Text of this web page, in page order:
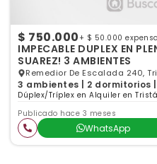
$ 750.000 + $ 50.000
IMPECABLE DUPLEX EN
SUAREZ! 3 AMBIENTES
Remedior De Escalada 240,
3 ambientes | 2 dormitorios
Dúplex/Tríplex en Alquiler en
Publicado hace 3 meses
WhatsApp